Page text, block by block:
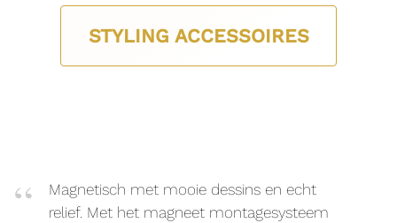
STYLING ACCESSOIRES
Magnetisch met mooie dessins en echt
relief. Met het magneet montagesysteem